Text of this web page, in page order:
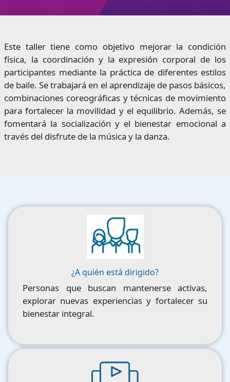
Este taller tiene como objetivo mejorar la condición
física, la coordinación y la expresión corporal de los
participantes mediante la práctica de diferentes estilos
de baile. Se trabajará en el aprendizaje de pasos básicos,
combinaciones coreográficas y técnicas de movimiento
para fortalecer la movilidad y el equilibrio. Además, se
fomentará la socialización y el bienestar emocional a
través del disfrute de la música y la danza.
¿A quién está dirigido?
Personas que buscan mantenerse activas,
explorar nuevas experiencias y fortalecer su
bienestar integral.